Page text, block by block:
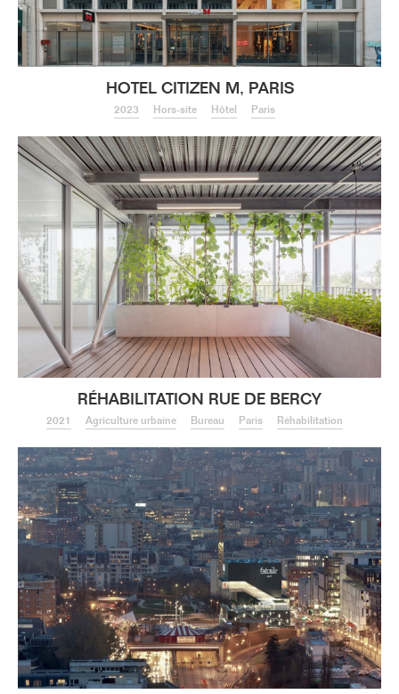
HOTEL CITIZEN M, PARIS
2023 Hors-site Hôtel Paris
RÉHABILITATION RUE DE BERCY
2021 Agriculture urbaine Bureau Paris Réhabilitation